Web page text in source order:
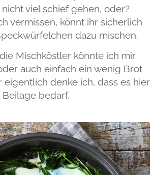
viel schief gehen, oder?
vermissen, könnt ihr sicherlich
dazu mischen.
Mischköstler könnte ich mir
auch einfach ein wenig Brot
eigentlich denke ich, dass es hier
bedarf.